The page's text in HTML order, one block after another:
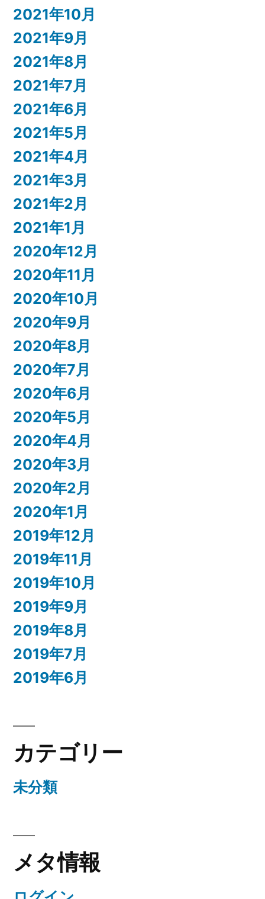
2021年10月
2021年9月
2021年8月
2021年7月
2021年6月
2021年5月
2021年4月
2021年3月
2021年2月
2021年1月
2020年12月
2020年11月
2020年10月
2020年9月
2020年8月
2020年7月
2020年6月
2020年5月
2020年4月
2020年3月
2020年2月
2020年1月
2019年12月
2019年11月
2019年10月
2019年9月
2019年8月
2019年7月
2019年6月
カテゴリー
未分類
メタ情報